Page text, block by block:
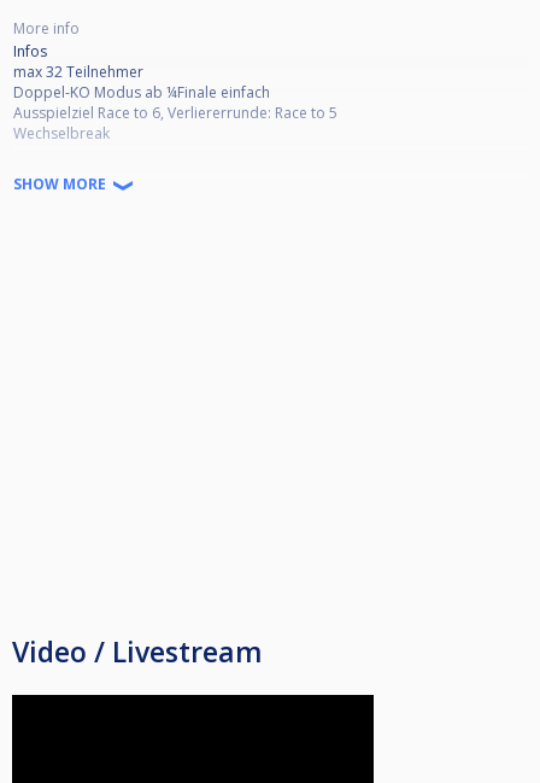
More info
Infos
max 32 Teilnehmer
Doppel-KO Modus ab ¼Finale einfach
Ausspielziel Race to 6, Verliererrunde: Race to 5
Wechselbreak
Gewinnverteilung - Startgeld 33€
30€ Ausschüttung / 3€ Orga & Verein
SHOW MORE
Video / Livestream